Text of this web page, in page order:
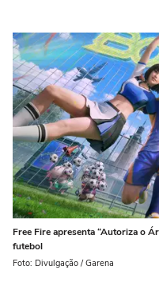
Free Fire apresenta “Autoriza o
futebol
Foto: Divulgação / Garena